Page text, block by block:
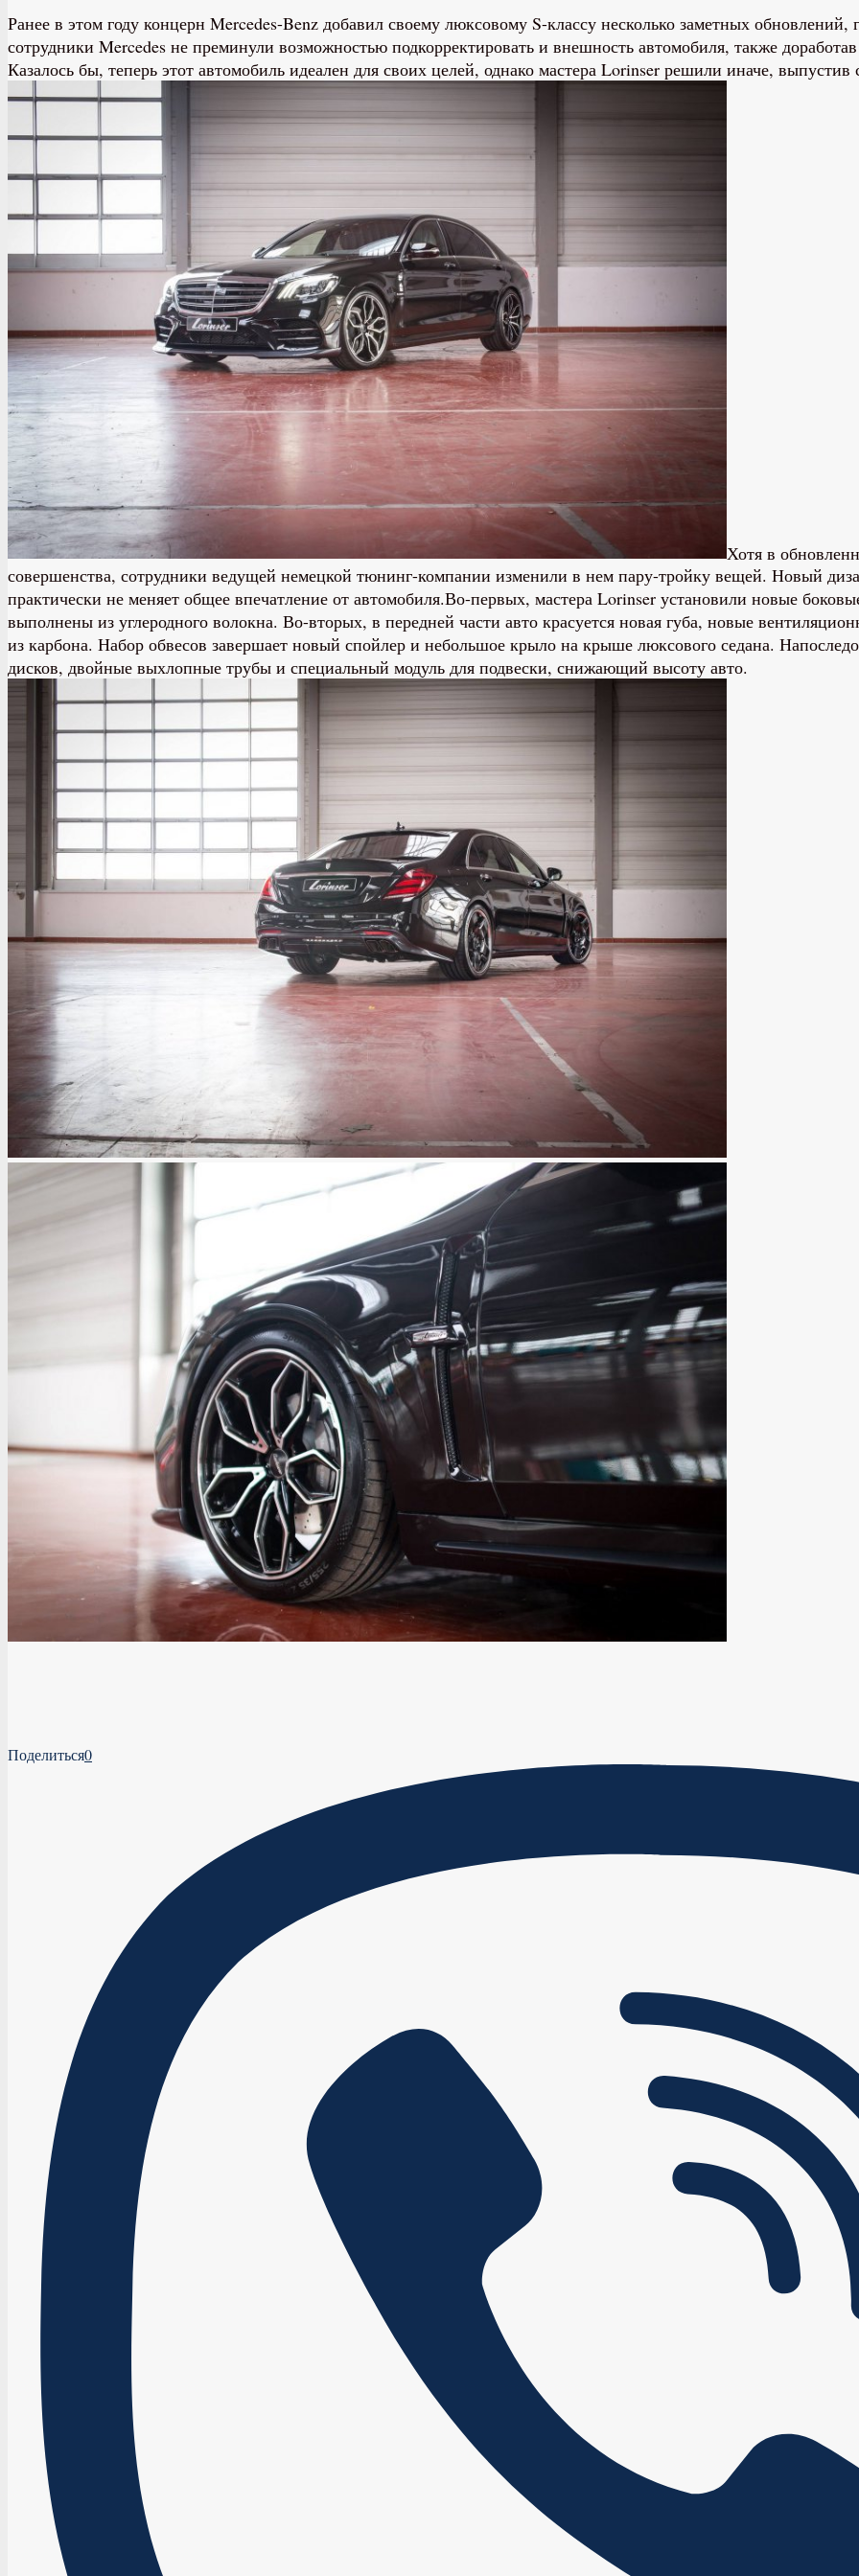
Ранее в этом году концерн Mercedes-Benz добавил своему люксовому S-классу несколько заметных
сотрудники Mercedes не преминули возможностью подкорректировать и внешность автомобиля, также
Казалось бы, теперь этот автомобиль идеален для своих целей, однако мастера Lorinser решили иначе, выпустив
Хотя в
совершенства, сотрудники ведущей немецкой тюнинг-компании изменили в нем пару-тройку вещей. Новый
практически не меняет общее впечатление от автомобиля.Во-первых, мастера Lorinser установили новые
выполнены из углеродного волокна. Во-вторых, в передней части авто красуется новая губа, новые
из карбона. Набор обвесов завершает новый спойлер и небольшое крыло на крыше люксового седана.
дисков, двойные выхлопные трубы и специальный модуль для подвески, снижающий высоту авто.
Поделиться0